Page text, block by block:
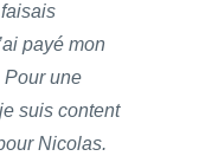
payé mon
Pour une
suis content
Nicolas.